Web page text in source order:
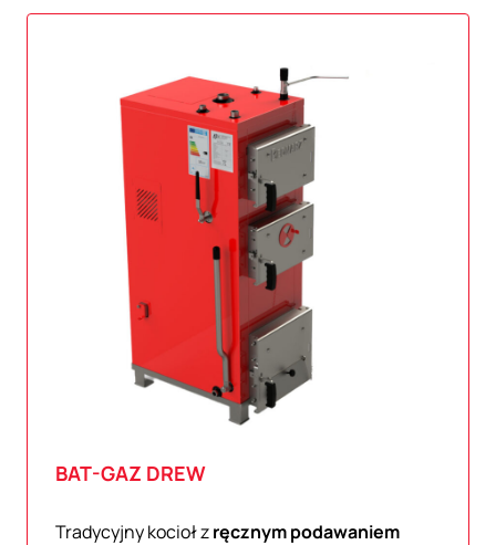
BAT-GAZ DREW
Tradycyjny kocioł zręcznym podawaniem